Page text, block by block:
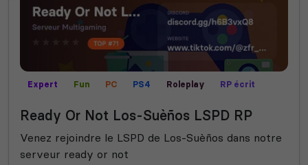
Expert Fun PC PS4 Roleplay
RP écrit
Ready Or Not Los-Suèños LSPD RP
Venez rejoindre le LSPD de Los-Suèños dans notre
serveur ready or not